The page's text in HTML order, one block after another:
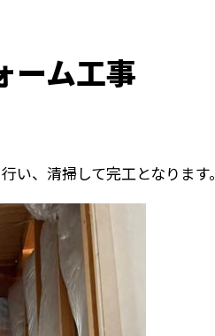
ーム工事
い、清掃して完工となります。